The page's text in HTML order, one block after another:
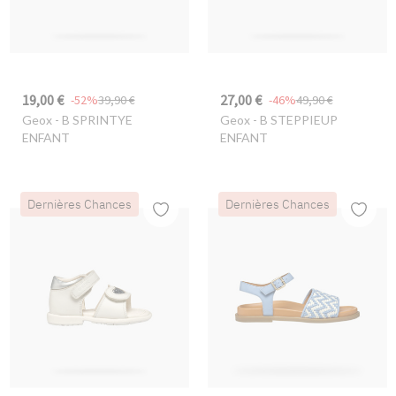
19,00 € 39,90 €
-52%
Geox- B SPRINTYE
ENFANT
27,00 € 49,90 €
-46%
Geox- B STEPPIEUP
ENFANT
Dernières Chances Dernières Chances